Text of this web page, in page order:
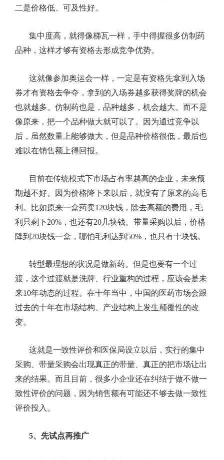
二是价格低、可及性好。
集中度高，就得像梯瓦一样，手中得握很多仿制药
品种，这样才够有资格去形成竞争优势。
这就像参加奥运会一样，一定是有资格先拿到入场
券才有资格去争夺，拿到的入场券越多获得奖牌的机会
也就越多。仿制药也是，品种越多，机会越大。而不是
像原来，把一个品种做大就可以了。因为通过竞争以
后，虽然数量上能够做大，但是品种价格很低，最后也
难以在销售额上得回报。
目前在传统模式下市场占有率越高的企业，未来预
期越不好。因为价格降下来以后，就没有了原来的高毛
利。比如原来一盒药卖120块钱，除去高额的费用，毛
利只剩下20% ，也还有20几块钱。带量采购以后，价格
降到 20块钱一盒，哪怕毛利达到 50% ，也只有十块钱。
转型最理想的状况是做新药。但是也要有一个过
渡，这个过渡就是洗牌、行业重构的过程，应该会是未
来10年动态的过程。在十年当中，中国的医药市场会跟
过去的十年在市场结构、产业结构上发生颠覆性的改
变。
这就是一致性评价和医保局设立以后，实行的集中
采购、带量采购会出现真正的带量、真正的把市场让出
来的结果。而且目前，很多小企业还在纠结于做不做一
致性评价的问题，因为销售额有可能还不够去做一致性
评价投入。
5、 先试点再推广